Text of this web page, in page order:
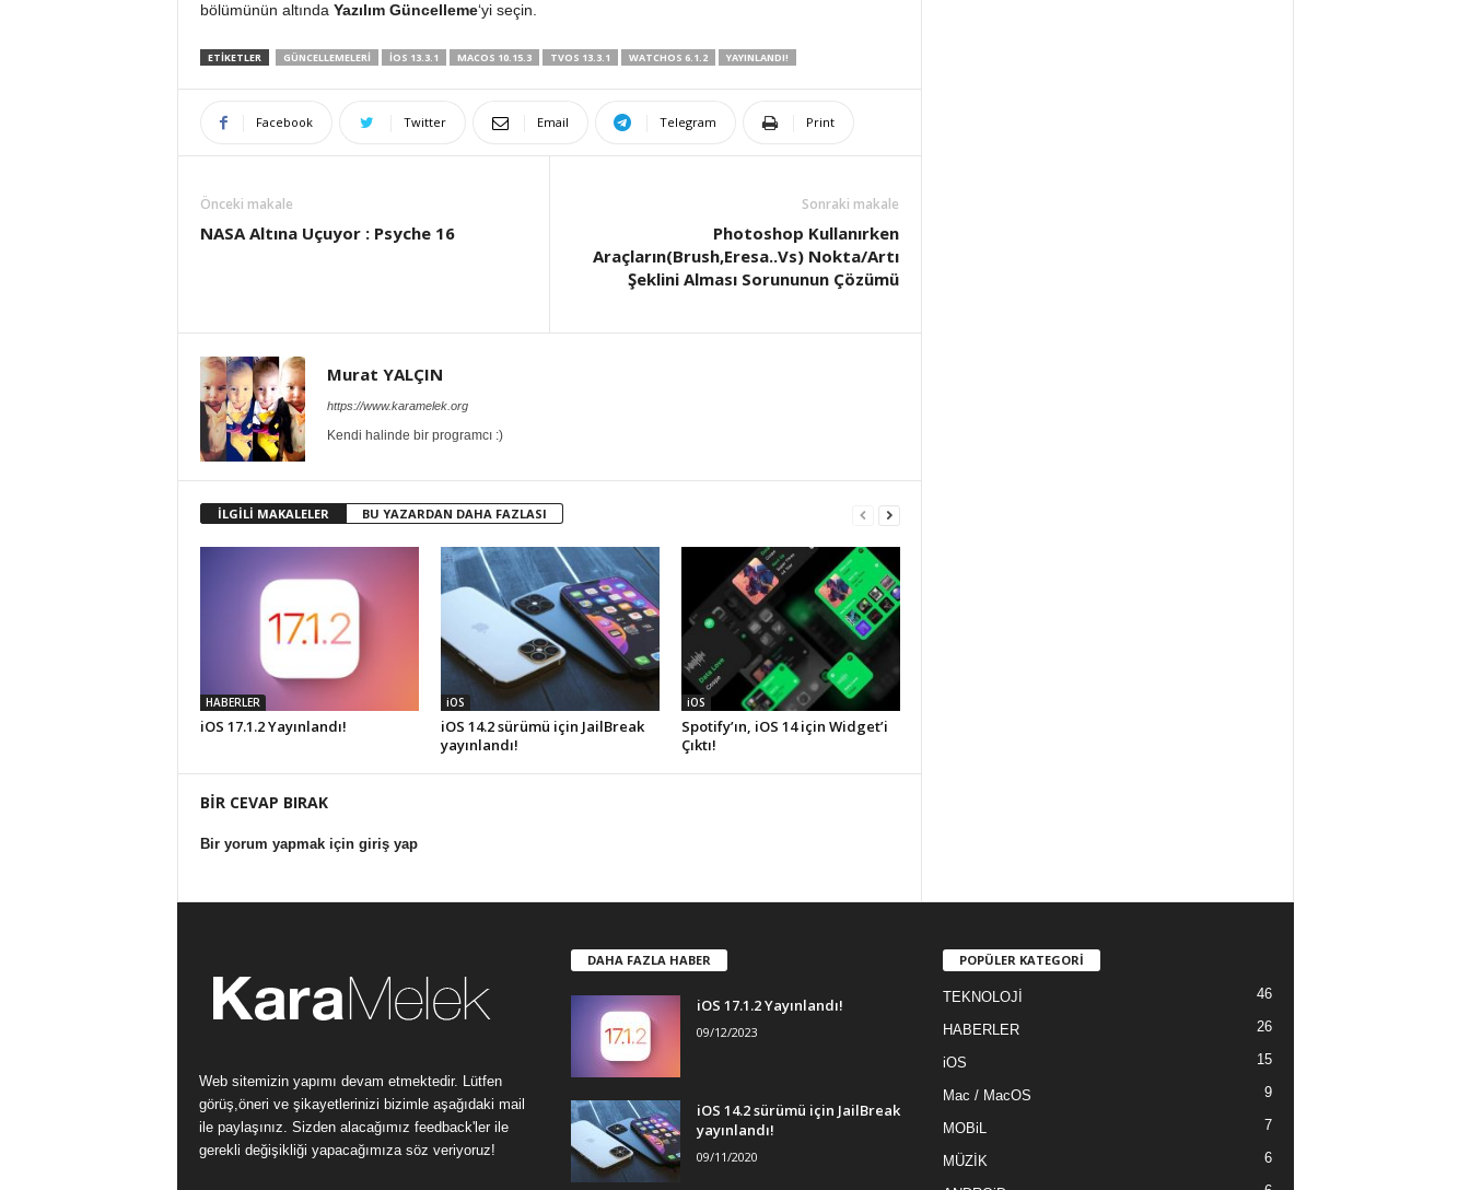
bölümünün altında Yazılım Güncelleme‘yi seçin.
ETİKETLER GÜNCELLEMELERI IOS 13.3.1 MACOS 10.15.3 TVOS 13.3.1 WATCHOS 6.1.2 YAYINLANDI!
Facebook Twitter Email Telegram Print
Önceki makale
NASA Altına Uçuyor : Psyche 16
Sonraki makale
Photoshop Kullanırken
Araçların(Brush,Eresa..Vs) Nokta/Artı
Şeklini Alması Sorununun Çözümü
Murat YALÇIN
https://www.karamelek.org
Kendi halinde bir programcı :)
İLGİLİ MAKALELER BU YAZARDAN DAHA FAZLASI
HABERLER
iOS 17.1.2 Yayınlandı!
iOS
iOS 14.2 sürümü için JailBreak
yayınlandı!
iOS
Spotify’ın, iOS 14 için Widget’i
Çıktı!
BİR CEVAP BIRAK
Bir yorum yapmak için giriş yap
Web sitemizin yapımı devam etmektedir. Lütfen
görüş,öneri ve şikayetlerinizi bizimle aşağıdaki mail
ile paylaşınız. Sizden alacağımız feedback'ler ile
gerekli değişikliği yapacağımıza söz veriyoruz!
DAHA FAZLA HABER
iOS 17.1.2 Yayınlandı!
09/12/2023
iOS 14.2 sürümü için JailBreak
yayınlandı!
09/11/2020
POPÜLER KATEGORİ
TEKNOLOJİ 46
HABERLER 26
iOS 15
Mac / MacOS 9
MOBiL 7
MÜZİK 6